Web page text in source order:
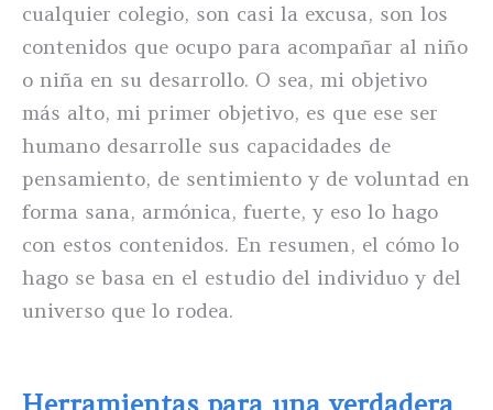
cualquier colegio, son casi la excusa, son los
contenidos que ocupo para acompañar al niño
o niña en su desarrollo. O sea, mi objetivo
más alto, mi primer objetivo, es que ese ser
humano desarrolle sus capacidades de
pensamiento, de sentimiento y de voluntad en
forma sana, armónica, fuerte, y eso lo hago
con estos contenidos. En resumen, el cómo lo
hago se basa en el estudio del individuo y del
universo que lo rodea.